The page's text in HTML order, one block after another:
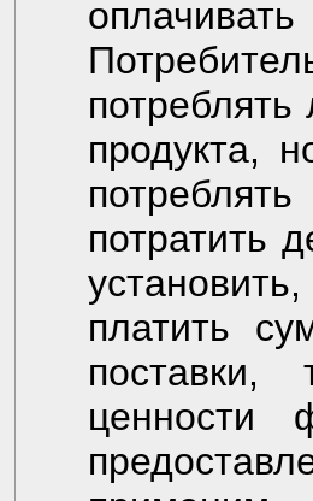
продукта,
потратить
платить
ценности